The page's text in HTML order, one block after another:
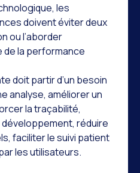
les
doivent éviter deux
ou l’aborder
de la performance
doit partir d’un besoin
analyse, améliorer un
la traçabilité,
réduire
faciliter le suivi patient
les utilisateurs.